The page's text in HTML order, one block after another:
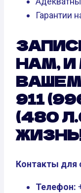
Гарантии
НАМ,
911
(480
Контакты для
Телефон: